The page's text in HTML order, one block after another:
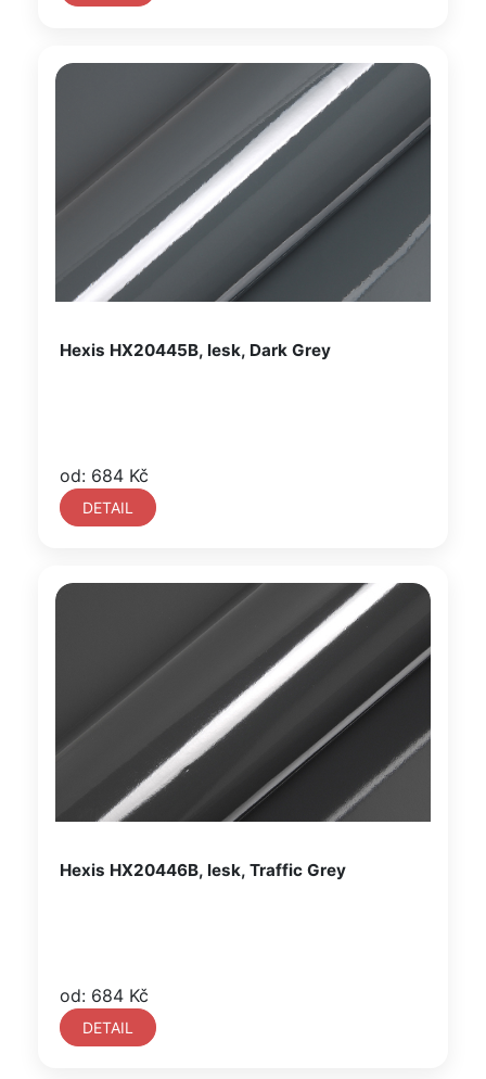
Hexis HX20445B, lesk, Dark Grey
od: 684 Kč
DETAIL
Hexis HX20446B, lesk, Traffic Grey
od: 684 Kč
DETAIL